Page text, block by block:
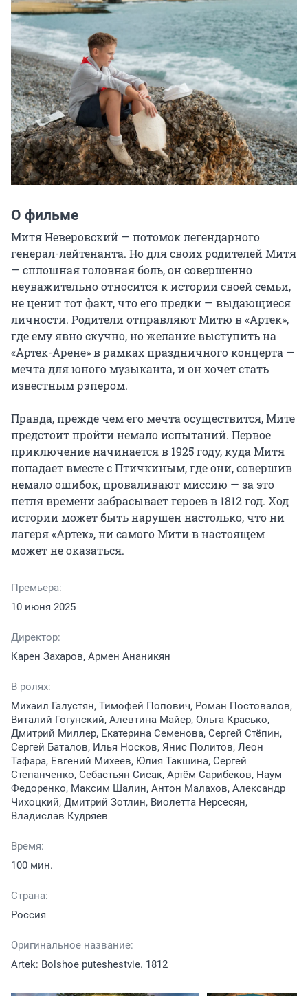
О фильме
Митя Неверовский — потомок легендарного
генерал-лейтенанта. Но для своих родителей Митя
— сплошная головная боль, он совершенно
неуважительно относится к истории своей семьи,
не ценит тот факт, что его предки — выдающиеся
личности. Родители отправляют Митю в «Артек»,
где ему явно скучно, но желание выступить на
«Артек-Арене» в рамках праздничного концерта —
мечта для юного музыканта, и он хочет стать
известным рэпером.
Правда, прежде чем его мечта осуществится, Мите
предстоит пройти немало испытаний. Первое
приключение начинается в 1925 году, куда Митя
попадает вместе с Птичкиным, где они, совершив
немало ошибок, проваливают миссию — за это
петля времени забрасывает героев в 1812 год. Ход
истории может быть нарушен настолько, что ни
лагеря «Артек», ни самого Мити в настоящем
может не оказаться.
Премьера:
10 июня 2025
Директор:
Карен Захаров, Армен Ананикян
В ролях:
Михаил Галустян, Тимофей Попович, Роман Постовалов,
Виталий Гогунский, Алевтина Майер, Ольга Красько,
Дмитрий Миллер, Екатерина Семенова, Сергей Стёпин,
Сергей Баталов, Илья Носков, Янис Политов, Леон
Тафара, Евгений Михеев, Юлия Такшина, Сергей
Степанченко, Себастьян Сисак, Артём Сарибеков, Наум
Федоренко, Максим Шалин, Антон Малахов, Александр
Чихоцкий, Дмитрий Зотлин, Виолетта Нерсесян,
Владислав Кудряев
Время:
100 мин.
Страна:
Россия
Оригинальное название:
Artek: Bolshoe puteshestvie. 1812